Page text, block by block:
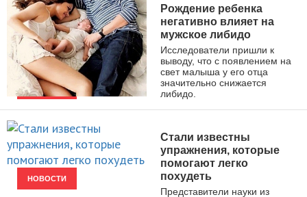
Рождение ребенка
негативно влияет на
мужское либидо
Исследователи пришли к
выводу, что с появлением на
свет малыша у его отца
значительно снижается
либидо.
НОВОСТИ
Стали известны
упражнения, которые
помогают легко
похудеть
Представители науки из